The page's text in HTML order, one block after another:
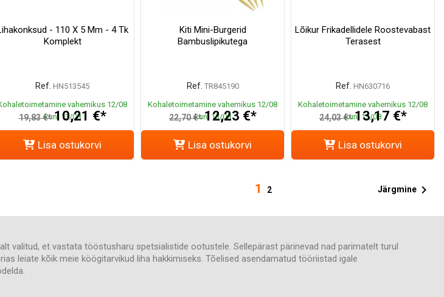
- 110 X 5 Mm - 4 Tk
Komplekt
Ref. HN513545
vahemikus 12/08
kuni 13/08
19,83 €* 10,21 €*
Lisa ostukorvi
Kiti Mini-Burgerid
Bambuslipikutega
Ref. TR845190
Kohaletoimetamine vahemikus 12/08
kuni 13/08
22,70 €* 12,23 €*
Lisa ostukorvi
Lõikur Frikadellidele Roostevabast
Terasest
Ref. HN630716
Kohaletoimetamine vahemikus 12/08
kuni 13/08
24,03 €* 13,17 €*
Lisa ostukorvi
1 2 Järgmine
valitud, et vastata tööstusharu spetsialistide ootustele. Sellepärast pärinevad nad parimatelt turul
leiate kõik meie köögitarvikud liha hakkimiseks. Tõelised asendamatud tööriistad igale